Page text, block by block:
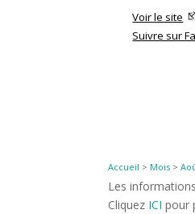
Voir le site
Suivre sur
Accueil > Mois >
Les
Cliquez ICI pour